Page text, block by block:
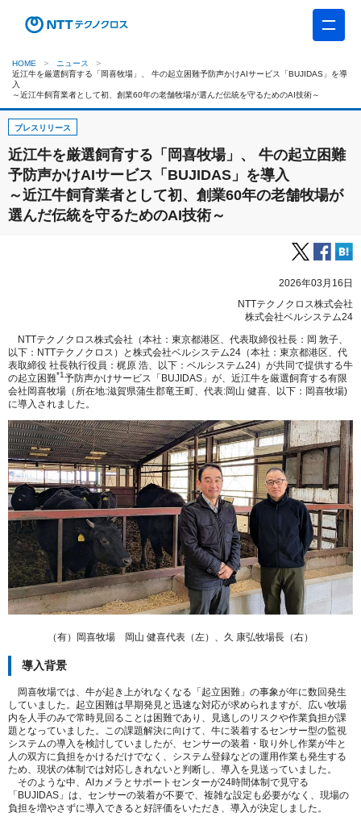
HOME
ニュース
近江牛を厳選飼育する「岡喜牧場」、 牛の起立困難予防声かけAIサービス「BUJIDAS」を導
入
～近江牛飼育業者として初、創業60年の老舗牧場が選んだ伝統を守るためのAI技術～
プレスリリース
近江牛を厳選飼育する「岡喜牧場」、 牛の起立困難
予防声かけAIサービス「BUJIDAS」を導入
～近江牛飼育業者として初、創業60年の老舗牧場が
選んだ伝統を守るためのAI技術～
2026年03月16日
NTTテクノクロス株式会社
株式会社ベルシステム24
NTTテクノクロス株式会社（本社：東京都港区、代表取締役社長：岡 敦子、
以下：NTTテクノクロス）と株式会社ベルシステム24 （本社：東京都港区、代
表取締役 社長執行役員：梶原 浩、以下：ベルシステム24）が共同で提供する牛
の起立困難*1予防声かけサービス「 BUJIDAS 」が、近江牛を厳選飼育する有限
会社岡喜牧場（所在地:滋賀県蒲生郡竜王町、代表:岡山 健喜、以下：岡喜牧場)
に導入されました。
（有）岡喜牧場 岡山 健喜代表（左）、久 康弘牧場長（右）
導入背景
岡喜牧場では、牛が起き上がれなくなる「起立困難」の事象が年に数回発生
していました。起立困難は早期発見と迅速な対応が求められますが、広い牧場
内を人手のみで常時見回ることは困難であり、見逃しのリスクや作業負担が課
題となっていました。この課題解決に向けて、牛に装着するセンサー型の監視
システムの導入を検討していましたが、センサーの装着・取り外し作業が牛と
人の双方に負担をかけるだけでなく、システム登録などの運用作業も発生する
ため、現状の体制では対応しきれないと判断し、導入を見送っていました。
そのような中、 AIカメラとサポートセンターが24時間体制で見守る
「BUJIDAS 」は、センサーの装着が不要で、複雑な設定も必要がなく、現場の
負担を増やさずに導入できると好評価をいただき、導入が決定しました。